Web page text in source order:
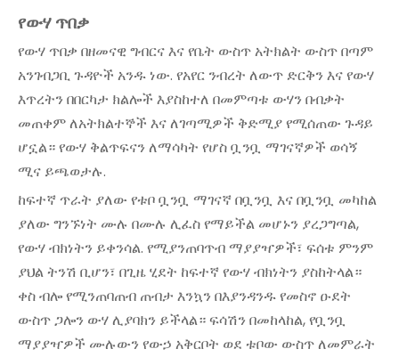
የውሃ ጥበቃ
የውሃ ጥበቃ በዘመናዊ ግብርና እና የቤት ውስጥ አትክልት ውስጥ በጣም
አንገብጋቢ ጉዳዮች አንዱ ነው. የአየር ንብረት ለውጥ ድርቅን እና የውሃ
እጥረትን በበርካታ ክልሎች እያስከተለ በመምጣቱ ውሃን በብቃት
መጠቀም ለአትክልተኞች እና ለገጣሚዎች ቅድሚያ የሚሰጠው ጉዳይ
ሆኗል። የውሃ ቅልጥፍናን ለማሳካት የሆስ ቧንቧ ማገናኛዎች ወሳኝ
ሚና ይጫወታሉ.
ከፍተኛ ጥራት ያለው የቱቦ ቧንቧ ማገናኛ በቧንቧ እና በቧንቧ መካከል
ያለው ግንኙነት ሙሉ በሙሉ ሊፈስ የማይችል መሆኑን ያረጋግጣል,
የውሃ ብክነትን ይቀንሳል. የሚያንጠባጥብ ማያያዣዎች፣ ፍሰቱ ምንም
ያህል ትንሽ ቢሆን፣ በጊዜ ሂደት ከፍተኛ የውሃ ብክነትን ያስከትላል።
ቀስ ብሎ የሚንጠባጠብ ጠብታ እንኳን በእያንዳንዱ የመስኖ ዑደት
ውስጥ ጋሎን ውሃ ሊያባክን ይችላል። ፍሳሽን በመከላከል, የቧንቧ
ማያያዣዎች ሙሉውን የውኃ አቅርቦት ወደ ቱቦው ውስጥ ለመምራት